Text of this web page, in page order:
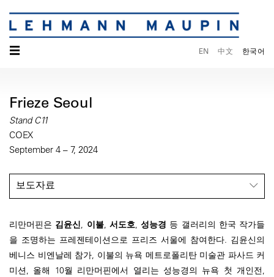
☰ EN 中文 한국어
Frieze Seoul
Stand C11
COEX
September 4 – 7, 2024
보도자료
리만머핀은 김윤신, 이불, 서도호, 성능경 등 갤러리의 한국 작가들
을 조명하는 프레젠테이션으로 프리즈 서울에 참여한다. 김윤신의
베니스 비엔날레 참가, 이불의 뉴욕 메트로폴리탄 미술관 파사드 커
미션, 올해 10월 리만머핀에서 열리는 성능경의 뉴욕 첫 개인전,